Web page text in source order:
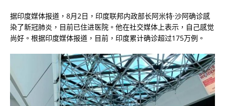
据印度媒体报道，8月2日，印度联邦内政部长阿米特·沙阿确诊感
染了新冠肺炎，目前已住进医院。他在社交媒体上表示，自己感觉
尚好。根据印度媒体报道，目前，印度累计确诊超过175万例。